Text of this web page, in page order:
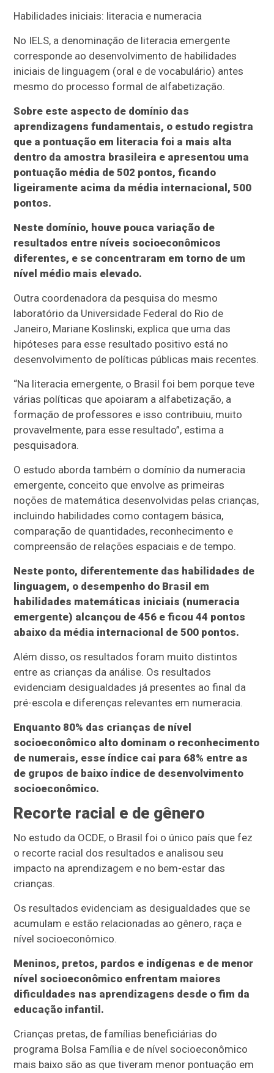
Habilidades iniciais: literacia e numeracia
No IELS, a denominação de literacia emergente
corresponde ao desenvolvimento de habilidades
iniciais de linguagem (oral e de vocabulário) antes
mesmo do processo formal de alfabetização.
Sobre este aspecto de domínio das
aprendizagens fundamentais, o estudo registra
que a pontuação em literacia foi a mais alta
dentro da amostra brasileira e apresentou uma
pontuação média de 502 pontos, ficando
ligeiramente acima da média internacional, 500
pontos.
Neste domínio, houve pouca variação de
resultados entre níveis socioeconômicos
diferentes, e se concentraram em torno de um
nível médio mais elevado.
Outra coordenadora da pesquisa do mesmo
laboratório da Universidade Federal do Rio de
Janeiro, Mariane Koslinski, explica que uma das
hipóteses para esse resultado positivo está no
desenvolvimento de políticas públicas mais recentes.
“Na literacia emergente, o Brasil foi bem porque teve
várias políticas que apoiaram a alfabetização, a
formação de professores e isso contribuiu, muito
provavelmente, para esse resultado”, estima a
pesquisadora.
O estudo aborda também o domínio da numeracia
emergente, conceito que envolve as primeiras
noções de matemática desenvolvidas pelas crianças,
incluindo habilidades como contagem básica,
comparação de quantidades, reconhecimento e
compreensão de relações espaciais e de tempo.
Neste ponto, diferentemente das habilidades de
linguagem, o desempenho do Brasil em
habilidades matemáticas iniciais (numeracia
emergente) alcançou de 456 e ficou 44 pontos
abaixo da média internacional de 500 pontos.
Além disso, os resultados foram muito distintos
entre as crianças da análise. Os resultados
evidenciam desigualdades já presentes ao final da
pré-escola e diferenças relevantes em numeracia.
Enquanto 80% das crianças de nível
socioeconômico alto dominam o reconhecimento
de numerais, esse índice cai para 68% entre as
de grupos de baixo índice de desenvolvimento
socioeconômico.
Recorte racial e de gênero
No estudo da OCDE, o Brasil foi o único país que fez
o recorte racial dos resultados e analisou seu
impacto na aprendizagem e no bem-estar das
crianças.
Os resultados evidenciam as desigualdades que se
acumulam e estão relacionadas ao gênero, raça e
nível socioeconômico.
Meninos, pretos, pardos e indígenas e de menor
nível socioeconômico enfrentam maiores
dificuldades nas aprendizagens desde o fim da
educação infantil.
Crianças pretas, de famílias beneficiárias do
programa Bolsa Família e de nível socioeconômico
mais baixo são as que tiveram menor pontuação em